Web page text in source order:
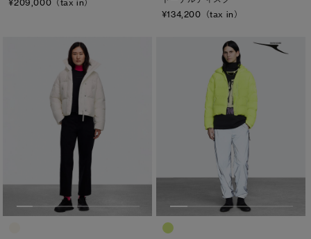
アクセサリー
フットウェア
コレクション
アクセサリー
フットウェア
コレクション
ブラック ディスク
ホワイト ディスク
ト―ナル ディスク
PBI ディスク
ディスクなし
TEI１：5℃/-5℃
¥209,000（tax in）
¥134,200（tax in）